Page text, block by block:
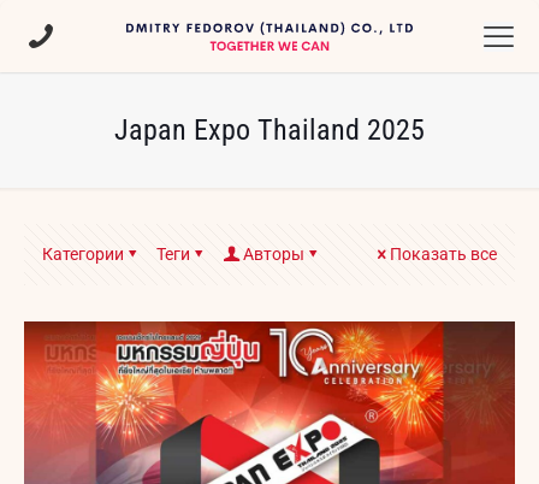
Japan Expo Thailand 2025
Категории Теги Авторы Показать все